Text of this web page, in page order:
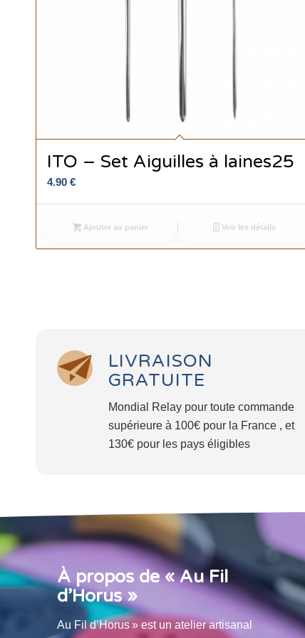
ITO – Set Aiguilles à laines25
4.90 €
Ajouter au panier Voir les détails
LIVRAISON
GRATUITE
Mondial Relay pour toute commande
supérieure à 100€ pour la France , et
130€ pour les pays éligibles
À propos de « Au Fil
d’Horus »
Au Fil d’Horus » est un atelier artisanal